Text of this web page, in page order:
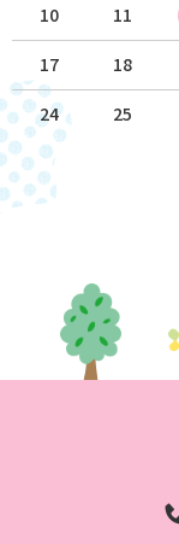
10 11
17 18
24 25